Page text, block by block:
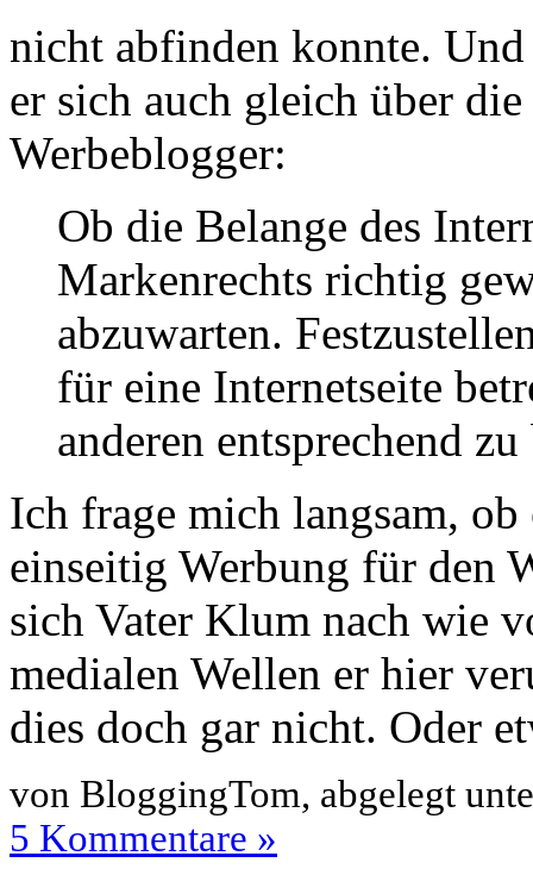
nicht abfinden konnte.
er sich auch gleich über
Werbeblogger:
Ob die Belange des
Markenrechts richtig
abzuwarten.
für eine Internetseite
anderen entsprechend
Ich frage mich langsam,
einseitig Werbung für den
sich Vater Klum nach wie
medialen Wellen er hier
dies doch gar nicht. Oder
von BloggingTom, abgelegt
5 Kommentare »